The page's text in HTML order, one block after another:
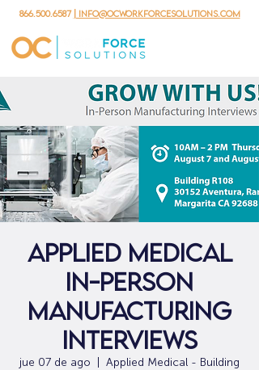
866.500.6587 | info@ocworkforcesolutions.com
Applied Medical
In-Person
Manufacturing
Interviews
jue 07 de ago
Applied Medical - Building